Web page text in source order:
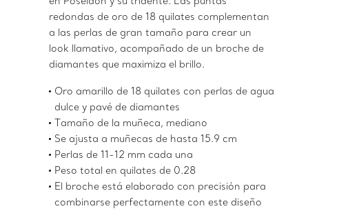
redondas de oro de 18 quilates complementan
a las perlas de gran tamaño para crear un
look llamativo, acompañado de un broche de
diamantes que maximiza el brillo.
Oro amarillo de 18 quilates con perlas de agua
dulce y pavé de diamantes
Tamaño de la muñeca, mediano
Se ajusta a muñecas de hasta 15.9 cm
Perlas de 11-12 mm cada una
Peso total en quilates de 0.28
El broche está elaborado con precisión para
combinarse perfectamente con este diseño